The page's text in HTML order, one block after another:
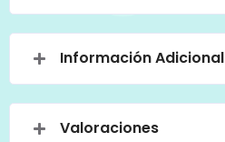
Información Adicional
Valoraciones